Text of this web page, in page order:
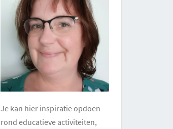
Je kan hier inspiratie opdoen
rond educatieve activiteiten,